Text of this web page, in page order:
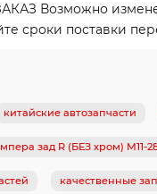
Возможно
сроки поставки
китайские автозапчасти
зад R (БЕЗ хром) M11-
качественные